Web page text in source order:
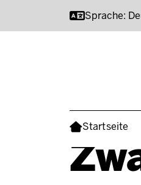
Sprache:
Startseite